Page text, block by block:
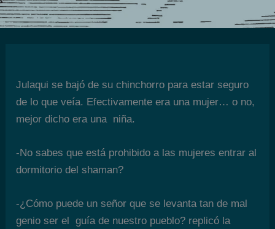
Julaqui se bajó de su chinchorro para estar seguro
de lo que veía. Efectivamente era una mujer… o no,
mejor dicho era una niña.
-No sabes que está prohibido a las mujeres entrar al
dormitorio del shaman?
-¿Cómo puede un señor que se levanta tan de mal
genio ser el guía de nuestro pueblo? replicó la